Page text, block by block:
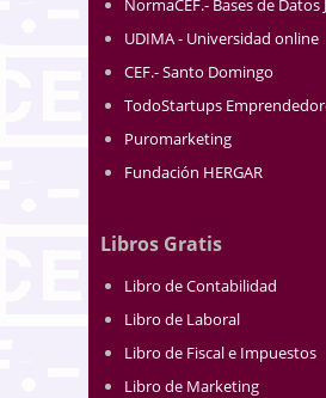
UDIMA - Universidad online
CEF.- Santo Domingo
TodoStartups
Puromarketing
Fundación HERGAR
Libros Gratis
Libro de Contabilidad
Libro de Laboral
Libro de Fiscal e Impuestos
Libro de Marketing